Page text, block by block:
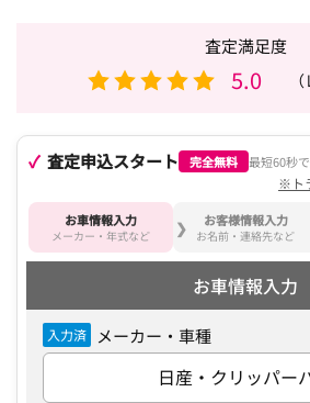
査定満足度
5.0
査定申込スタート 完全無料 最短60秒
※ト
お車情報入力
メーカー・年式など
お客様情報入力
お名前・連絡先など
お車情報入力
入力済 メーカー・車種
日産・クリッパー